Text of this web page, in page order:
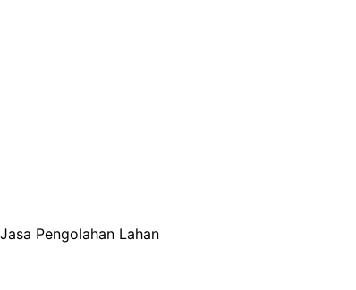
Jasa Pengolahan Lahan